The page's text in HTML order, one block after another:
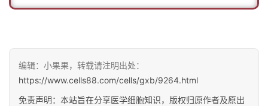
编辑：小果果，转载请注明出处：
https://www.cells88.com/cells/gxb/9264.html
免责声明：本站旨在分享医学细胞知识，版权归原作者及原出